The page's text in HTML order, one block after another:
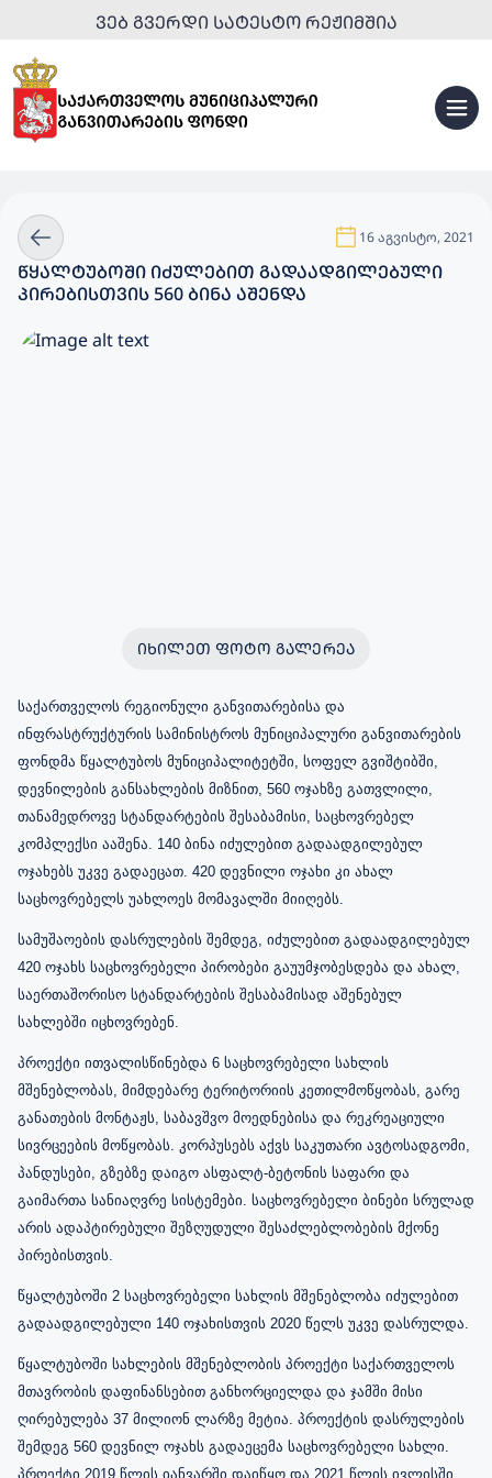
ᲕᲔᲑ ᲒᲕᲔᲠᲓᲘ ᲡᲐᲢᲔᲡᲢᲝ ᲠᲔᲟᲘᲛᲨᲘᲐ
16 აგვისტო, 2021
ᲬᲧᲐᲚᲢᲣᲑᲝᲨᲘ ᲘᲫᲣᲚᲔᲑᲘᲗ ᲒᲐᲓᲐᲐᲓᲒᲘᲚᲔᲑᲣᲚᲘ
ᲞᲘᲠᲔᲑᲘᲡᲗᲕᲘᲡ 560 ᲑᲘᲜᲐ ᲐᲨᲔᲜᲓᲐ
ᲘᲮᲘᲚᲔᲗ ᲤᲝᲢᲝ ᲒᲐᲚᲔᲠᲔᲐ
საქართველოს რეგიონული განვითარებისა და
ინფრასტრუქტურის სამინისტროს მუნიციპალური განვითარების
ფონდმა წყალტუბოს მუნიციპალიტეტში, სოფელ გვიშტიბში,
დევნილების განსახლების მიზნით, 560 ოჯახზე გათვლილი,
თანამედროვე სტანდარტების შესაბამისი, საცხოვრებელ
კომპლექსი ააშენა. 140 ბინა იძულებით გადაადგილებულ
ოჯახებს უკვე გადაეცათ. 420 დევნილი ოჯახი კი ახალ
საცხოვრებელს უახლოეს მომავალში მიიღებს.
სამუშაოების დასრულების შემდეგ, იძულებით გადაადგილებულ
420 ოჯახს საცხოვრებელი პირობები გაუუმჯობესდება და ახალ,
საერთაშორისო სტანდარტების შესაბამისად აშენებულ
სახლებში იცხოვრებენ.
პროექტი ითვალისწინებდა 6 საცხოვრებელი სახლის
მშენებლობას, მიმდებარე ტერიტორიის კეთილმოწყობას, გარე
განათების მონტაჟს, საბავშვო მოედნებისა და რეკრეაციული
სივრცეების მოწყობას. კორპუსებს აქვს საკუთარი ავტოსადგომი,
პანდუსები, გზებზე დაიგო ასფალტ-ბეტონის საფარი და
გაიმართა სანიაღვრე სისტემები. საცხოვრებელი ბინები სრულად
არის ადაპტირებული შეზღუდული შესაძლებლობების მქონე
პირებისთვის.
წყალტუბოში 2 საცხოვრებელი სახლის მშენებლობა იძულებით
გადაადგილებული 140 ოჯახისთვის 2020 წელს უკვე დასრულდა.
წყალტუბოში სახლების მშენებლობის პროექტი საქართველოს
მთავრობის დაფინანსებით განხორციელდა და ჯამში მისი
ღირებულება 37 მილიონ ლარზე მეტია. პროექტის დასრულების
შემდეგ 560 დევნილ ოჯახს გადაეცემა საცხოვრებელი სახლი.
პროექტი 2019 წლის იანვარში დაიწყო და 2021 წლის ივლისში